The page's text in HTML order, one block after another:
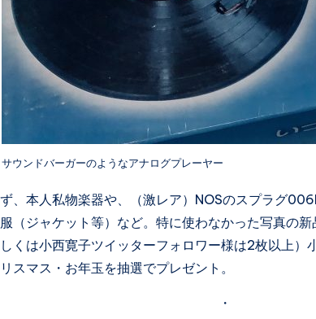
サウンドバーガーのようなアナログプレーヤー
、本人私物楽器や、（激レア）NOSのスプラグ
（ジャケット等）など。特に使わなかった写真の
しくは小西寛子ツイッターフォロワー様は2枚以上
スマス・お年玉を抽選でプレゼント。
・